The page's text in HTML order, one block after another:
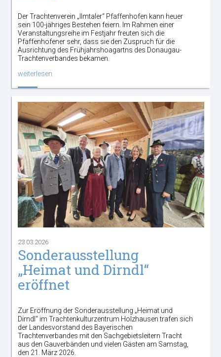
Der Trachtenverein „Ilmtaler“ Pfaffenhofen kann heuer
sein 100-jähriges Bestehen feiern. Im Rahmen einer
Veranstaltungsreihe im Festjahr freuten sich die
Pfaffenhofener sehr, dass sie den Zuspruch für die
Ausrichtung des Frühjahrshoagartns des Donaugau-
Trachtenverbandes bekamen.
weiterlesen
23.03.2026
Sonderausstellung
„Heimat und Dirndl“
eröffnet
Zur Eröffnung der Sonderausstellung „Heimat und
Dirndl“ im Trachtenkulturzentrum Holzhausen trafen sich
der Landesvorstand des Bayerischen
Trachtenverbandes mit den Sachgebietsleitern Tracht
aus den Gauverbänden und vielen Gästen am Samstag,
den 21. März 2026.